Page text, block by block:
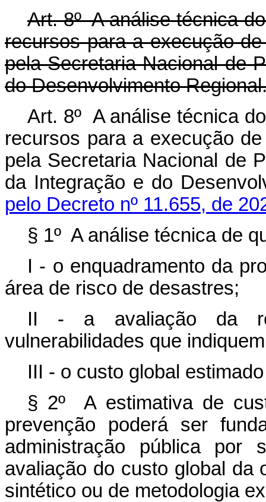
Art. 8º A análise técnica
recursos para a execução
pela Secretaria Nacional de
do Desenvolvimento
Art. 8º A análise técnica
recursos para a execução
pela Secretaria Nacional de
da Integração e do
pelo Decreto nº 11.655, de
§ 1º A análise técnica de
I - o enquadramento da
área de risco de desastres;
II - a avaliação da
vulnerabilidades que
III - o custo global
§ 2º A estimativa de
prevenção poderá ser
administração pública
avaliação do custo global da
sintético ou de metodologia